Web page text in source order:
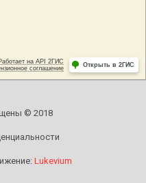
© 2018
Lukevium